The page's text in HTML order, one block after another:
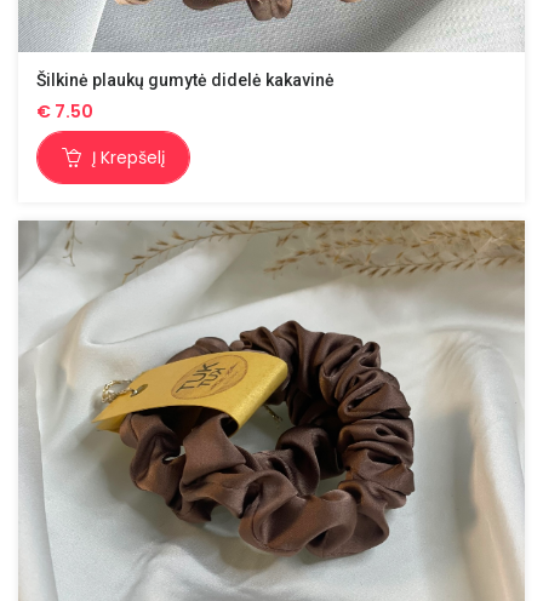
Šilkinė plaukų gumytė didelė kakavinė
€ 7.50
Į Krepšelį